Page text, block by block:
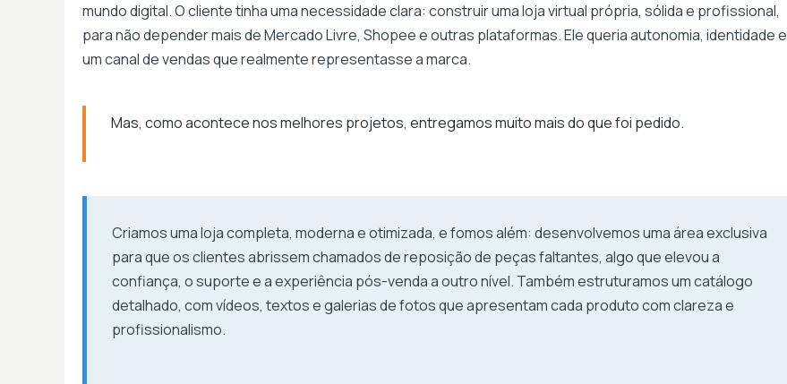
mundo digital. O cliente tinha uma necessidade clara: construir uma loja virtual própria, sólida e profissional,
para não depender mais de Mercado Livre, Shopee e outras plataformas. Ele queria autonomia, identidade e
um canal de vendas que realmente representasse a marca.
Mas, como acontece nos melhores projetos, entregamos muito mais do que foi pedido.
Criamos uma loja completa, moderna e otimizada, e fomos além: desenvolvemos uma área exclusiva
para que os clientes abrissem chamados de reposição de peças faltantes, algo que elevou a
confiança, o suporte e a experiência pós-venda a outro nível. Também estruturamos um catálogo
detalhado, com vídeos, textos e galerias de fotos que apresentam cada produto com clareza e
profissionalismo.